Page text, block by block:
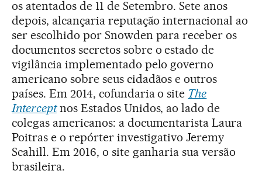
os atentados de 11 de Setembro. Sete anos
depois, alcançaria reputação internacional ao
ser escolhido por Snowden para receber os
documentos secretos sobre o estado de
vigilância implementado pelo governo
americano sobre seus cidadãos e outros
países. Em 2014, cofundaria o site The
Interceptnos Estados Unidos, ao lado de
colegas americanos: a documentarista Laura
Poitras e o repórter investigativo Jeremy
Scahill. Em 2016, o site ganharia sua versão
brasileira.